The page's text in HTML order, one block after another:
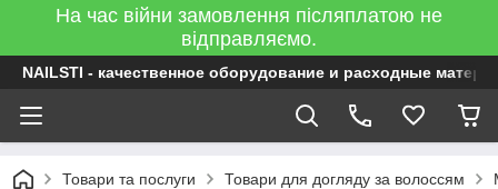
На час війни замовлення післяплатою не
відправляємо.
NAILSTI - качественное оборудование и расходные
Товари та послуги Товари для догляду за волоссям